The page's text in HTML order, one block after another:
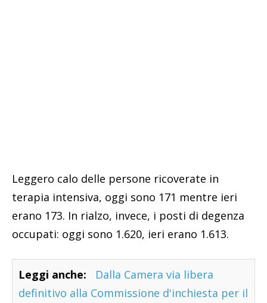
Leggero calo delle persone ricoverate in
terapia intensiva, oggi sono 171 mentre ieri
erano 173. In rialzo, invece, i posti di degenza
occupati: oggi sono 1.620, ieri erano 1.613.
Leggi anche:
Dalla Camera via libera
definitivo alla Commissione d'inchiesta per il